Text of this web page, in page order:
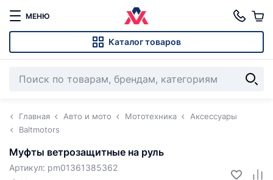
МЕНЮ
Каталог товаров
Главная Авто и мото Мототехника
Аксессуары
Baltmotors
Муфты ветрозащитные на руль
Артикул: pm01361385362